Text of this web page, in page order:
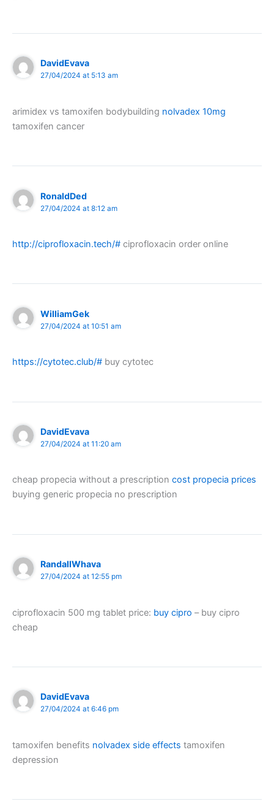
DavidEvava
27/04/2024 at 5:13 am
arimidex vs tamoxifen bodybuilding nolvadex 10mg
tamoxifen cancer
RonaldDed
27/04/2024 at 8:12 am
http://ciprofloxacin.tech/# ciprofloxacin order online
WilliamGek
27/04/2024 at 10:51 am
https://cytotec.club/# buy cytotec
DavidEvava
27/04/2024 at 11:20 am
cheap propecia without a prescription cost propecia prices
buying generic propecia no prescription
RandallWhava
27/04/2024 at 12:55 pm
ciprofloxacin 500 mg tablet price: buy cipro – buy cipro
cheap
DavidEvava
27/04/2024 at 6:46 pm
tamoxifen benefits nolvadex side effects tamoxifen
depression